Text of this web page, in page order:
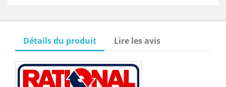
Détails du produit Lire les avis